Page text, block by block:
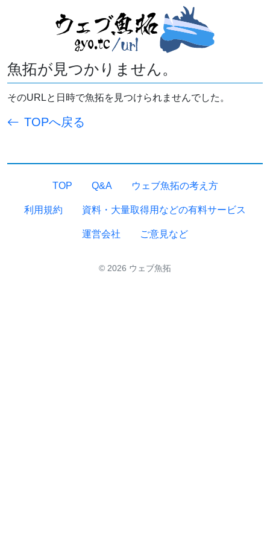
魚拓が見つかりません。
そのURLと日時で魚拓を見つけられませんでした。
TOPへ戻る
TOP Q&A ウェブ魚拓の考え方
利用規約 資料・大量取得用などの有料サービス
運営会社 ご意見など
© 2026 ウェブ魚拓